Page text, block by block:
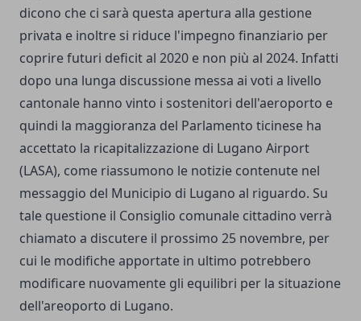
dicono che ci sarà questa apertura alla gestione
privata e inoltre si riduce l'impegno finanziario per
coprire futuri deficit al 2020 e non più al 2024. Infatti
dopo una lunga discussione messa ai voti a livello
cantonale hanno vinto i sostenitori dell'aeroporto e
quindi la maggioranza del Parlamento ticinese ha
accettato la ricapitalizzazione di Lugano Airport
(LASA), come riassumono le notizie contenute nel
messaggio del Municipio di Lugano al riguardo. Su
tale questione il Consiglio comunale cittadino verrà
chiamato a discutere il prossimo 25 novembre, per
cui le modifiche apportate in ultimo potrebbero
modificare nuovamente gli equilibri per la situazione
dell'areoporto di Lugano.